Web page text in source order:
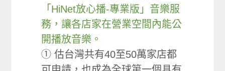
「HiNet放心播-專業版」音樂服
務，讓各店家在營業空間內能公
開播放音樂。
① 估台灣共有40至50萬家店都